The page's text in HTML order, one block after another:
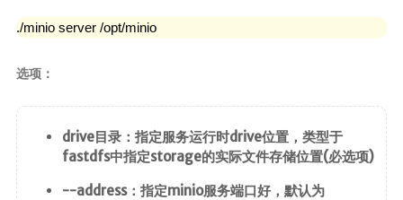
./minio server /opt/minio
选项：
drive目录：指定服务运行时drive位置，类型于
fastdfs中指定storage的实际文件存储位置(必选项)
--address：指定minio服务端口好，默认为